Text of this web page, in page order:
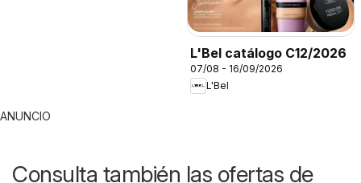
L'Bel catálogo C12/2026
07/08 - 16/09/2026
L'Bel
ANUNCIO
Consulta también las ofertas de